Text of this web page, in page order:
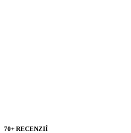
70+ RECENZIÍ